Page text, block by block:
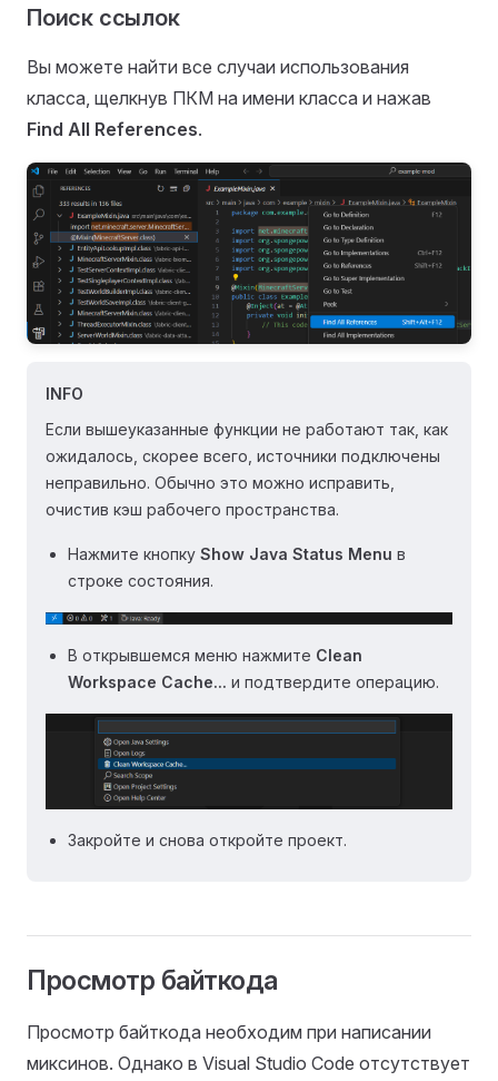
Поиск ссылок
Вы можете найти все случаи использования
класса, щелкнув ПКМ на имени класса и нажав
Find All References.
INFO
Если вышеуказанные функции не работают так, как
ожидалось, скорее всего, источники подключены
неправильно. Обычно это можно исправить,
очистив кэш рабочего пространства.
Нажмите кнопку Show Java Status Menu в
строке состояния.
В открывшемся меню нажмите Clean
Workspace Cache... и подтвердите операцию.
Закройте и снова откройте проект.
Просмотр байткода
Просмотр байткода необходим при написании
миксинов. Однако в Visual Studio Code отсутствует